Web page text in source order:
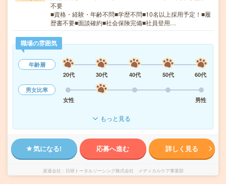
不要
■資格・経験・年齢不問■学歴不問■10名以上採用予定！■履
歴書不要■面談確約■社会保険完備■社員登用…
職場の雰囲気
年齢層
20代
30代 40代 50代
60代
男女比率
女性
男性
もっと見る
気になる! 応募へ進む 詳しく見る
派遣会社 日研トータルソーシング株式会社 メディカルケア事業部